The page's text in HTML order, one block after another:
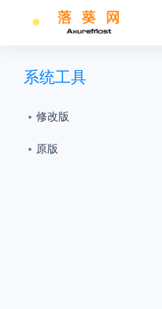
系统工具
修改版
原版